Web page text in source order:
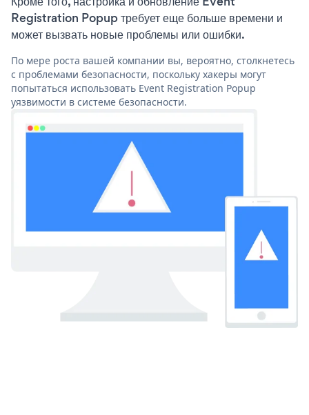
Registration Popup требует еще больше времени и
может вызвать новые проблемы или ошибки.
По мере роста вашей компании вы, вероятно, столкнетесь
с проблемами безопасности, поскольку хакеры могут
попытаться использовать Event Registration Popup
уязвимости в системе безопасности.